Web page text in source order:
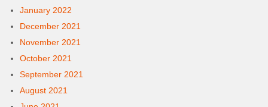
January 2022
December 2021
November 2021
October 2021
September 2021
August 2021